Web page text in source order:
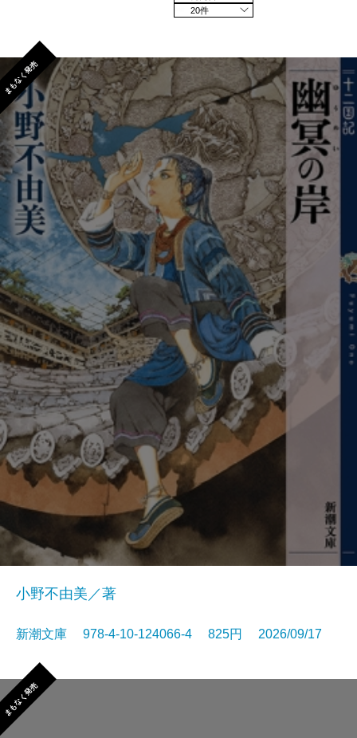
20件
まもなく発売
小野不由美／著
新潮文庫 978-4-10-124066-4 825円 2026/09/17
まもなく発売